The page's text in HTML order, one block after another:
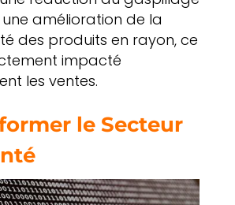
une amélioration de la
des produits en rayon, ce
impacté
les ventes.
le Secteur